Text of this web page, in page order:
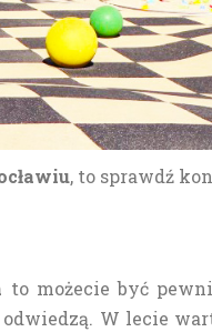
, to sprawdź
to możecie być
W lecie